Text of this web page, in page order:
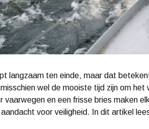
langzaam ten einde, maar dat
wel de mooiste tijd zijn om
vaarwegen en een frisse bries maken
voor veiligheid. In dit artikel